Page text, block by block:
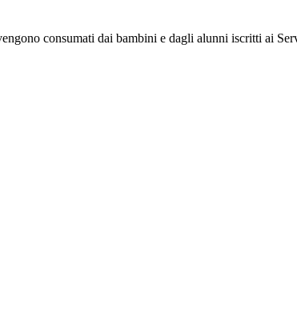
consumati dai bambini e dagli alunni iscritti ai